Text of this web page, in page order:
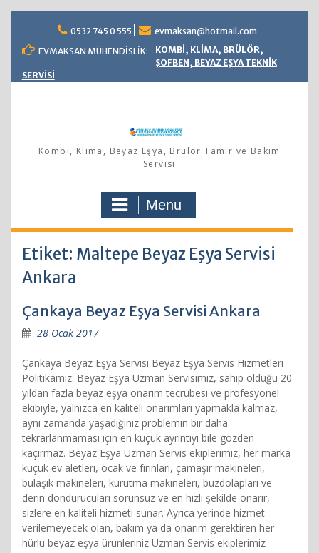
content
0532 745 0 555
evmaksan@hotmail.com
EVMAKSAN MÜHENDİSLİK:
KOMBİ, KLİMA, BRÜLÖR,
ŞOFBEN, BEYAZ EŞYA TEKNİK
SERVİSİ
Kombi, Klima, Beyaz Eşya, Brülör Tamir ve Bakım
Servisi
Menu
Etiket: Maltepe Beyaz Eşya Servisi
Ankara
Çankaya Beyaz Eşya Servisi Ankara
28 Ocak 2017
Çankaya Beyaz Eşya Servisi Beyaz Eşya Servis Hizmetleri
Politikamız: Beyaz Eşya Uzman Servisimiz, sahip olduğu 20
yıldan fazla beyaz eşya onarım tecrübesi ve profesyonel
ekibiyle, yalnızca en kaliteli onarımları yapmakla kalmaz,
aynı zamanda yaşadığınız problemin bir daha
tekrarlanmaması için en küçük ayrıntıyı bile gözden
kaçırmaz. Beyaz Eşya Uzman Servis ekiplerimiz, her marka
küçük ev aletleri, ocak ve fırınları, çamaşır makineleri,
bulaşık makineleri, kurutma makineleri, buzdolapları ve
derin dondurucuları sorunsuz ve en hızlı şekilde onarır,
sizlere en kaliteli hizmeti sunar. Ayrıca yerinde hizmet
verilemeyecek olan, bakım ya da onarım gerektiren her
hürlü beyaz eşya ürünleriniz Uzman Servis ekiplerimiz